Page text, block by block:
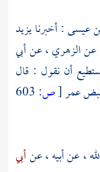
عيسى: أخبرنايزيد
عنالزهري، عنأبي
أن نقول : قال
عمر[ص: 603
، عن أبيه ، عنأبي